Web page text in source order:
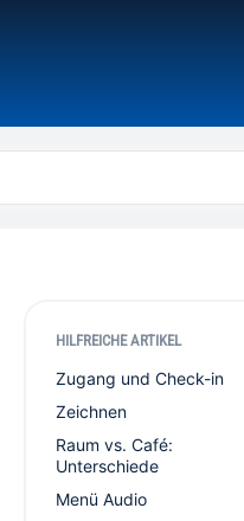
HILFREICHE ARTIKEL
Zugang und Check-in
Zeichnen
Raum vs. Café:
Unterschiede
Menü Audio